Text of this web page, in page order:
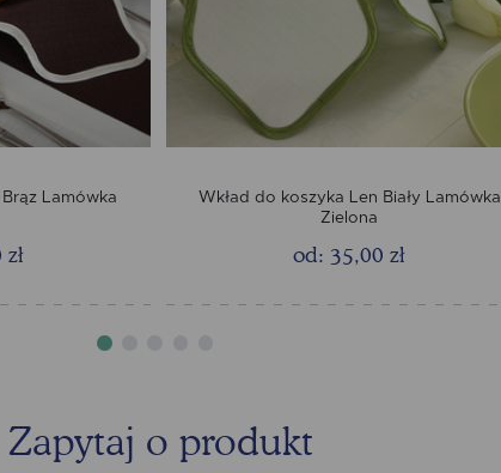
Lamówka
Wkład do koszyka Len Biały Lamówka
Zielona
od: 35,00 zł
Zapytaj o produkt